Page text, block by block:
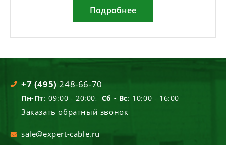
Подробнее
+7 (495) 248-66-70
Пн-Пт: 09:00 - 20:00, Сб - Вс: 10:00 - 16:00
Заказать обратный звонок
sale@expert-cable.ru